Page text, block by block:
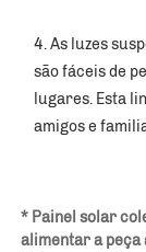
4. As luzes
são fáceis de
lugares. Esta
amigos e
* Painel solar
alimentar a peça